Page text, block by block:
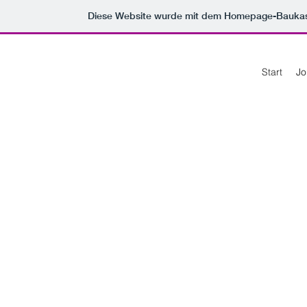
Diese Website wurde mit dem Homepage-
Start